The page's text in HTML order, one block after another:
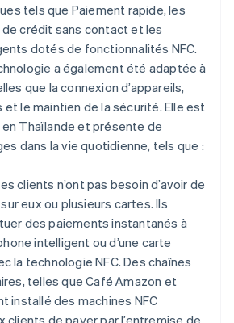
tels que Paiement rapide, les
crédit sans contact et les
dotés de fonctionnalités NFC.
a également été adaptée à
que la connexion d’appareils,
et le maintien de la sécurité. Elle est
Thaïlande et présente de
dans la vie quotidienne, tels que :
clients n’ont pas besoin d’avoir de
eux ou plusieurs cartes. Ils
des paiements instantanés à
intelligent ou d’une carte
la technologie NFC. Des chaînes
telles que Café Amazon et
installé des machines NFC